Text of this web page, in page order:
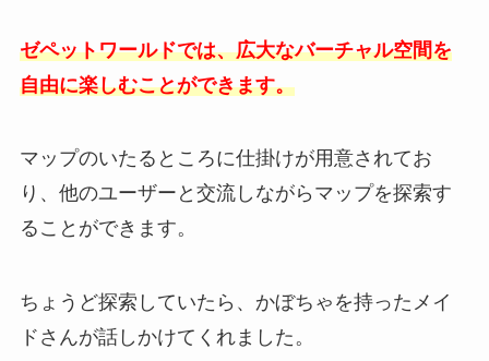
ゼペットワールドでは、広大なバーチャル空間を
自由に楽しむことができます。
マップのいたるところに仕掛けが用意されてお
り、他のユーザーと交流しながらマップを探索す
ることができます。
ちょうど探索していたら、かぼちゃを持ったメイ
ドさんが話しかけてくれました。